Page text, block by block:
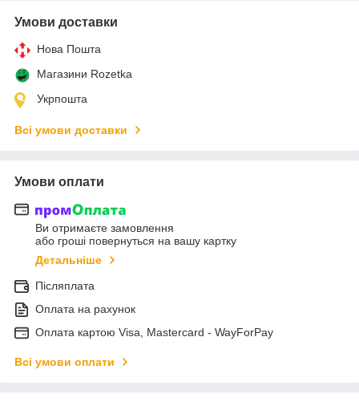
Умови доставки
Нова Пошта
Магазини Rozetka
Укрпошта
Всі умови доставки
Умови оплати
Ви отримаєте замовлення
або гроші повернуться на вашу картку
Детальніше
Післяплата
Оплата на рахунок
Оплата картою Visa, Mastercard - WayForPay
Всі умови оплати